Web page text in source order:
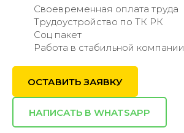
Своевременная оплата труда
Трудоустройство по ТК РК
Соц пакет
Работа в стабильной компании
ОСТАВИТЬ ЗАЯВКУ
НАПИСАТЬ В WHATSAPP